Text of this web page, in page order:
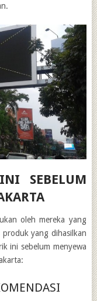
SEBELUM
oleh mereka yang
produk yang dihasilkan
ini sebelum menyewa